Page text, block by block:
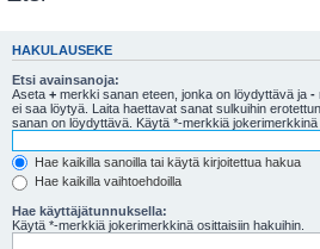
HAKULAUSEKE
Etsi avainsanoja:
Aseta + merkki sanan eteen, jonka on löydyttävä ja -
ei saa löytyä. Laita haettavat sanat sulkuihin
sanan on löydyttävä. Käytä *-merkkiä jokerimerkkinä
Hae kaikilla sanoilla tai käytä kirjoitettua hakua
Hae kaikilla vaihtoehdoilla
Hae käyttäjätunnuksella:
Käytä *-merkkiä jokerimerkkinä osittaisiin hakuihin.